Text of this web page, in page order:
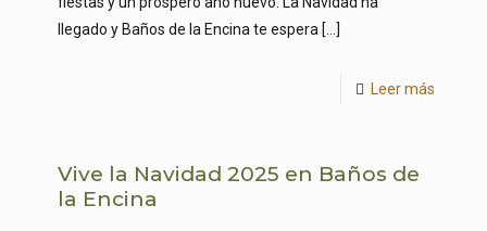
llegado y Baños de la Encina te espera […]
Leer más
Vive la Navidad 2025 en Baños de
la Encina